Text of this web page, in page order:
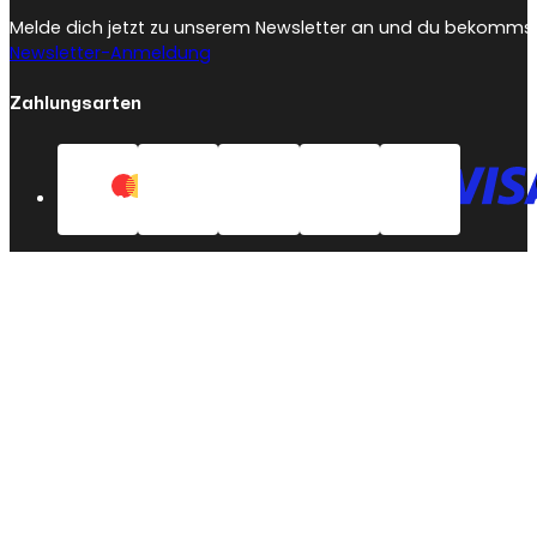
Melde dich jetzt zu unserem Newsletter an und du
Newsletter-Anmeldung
Zahlungsarten